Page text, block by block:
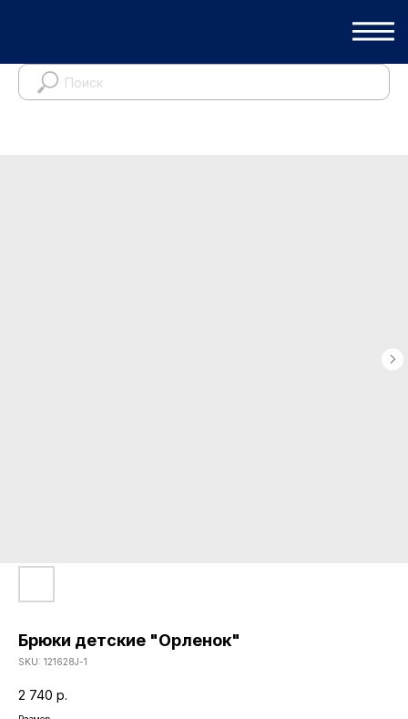
Брюки детские "Орленок"
SKU: 121628J-1
2 740 р.